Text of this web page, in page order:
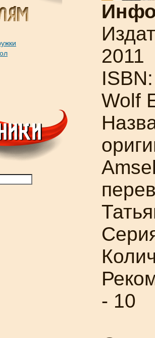
2011
Wolf
- 10